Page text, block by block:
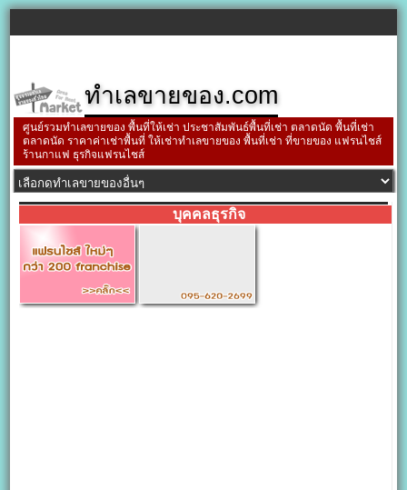
ทำเลขายของ.com
ศูนย์รวมทำเลขายของ พื้นที่ให้เช่า ประชาสัมพันธ์พื้นที่เช่า ตลาดนัด พื้นที่เช่า
ตลาดนัด ราคาค่าเช่าพื้นที่ ให้เช่าทำเลขายของ พื้นที่เช่า ที่ขายของ แฟรนไชส์
ร้านกาแฟ ธุรกิจแฟรนไชส์
บุคคลธุรกิจ